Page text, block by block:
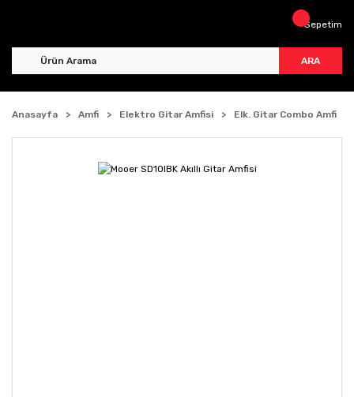
ARA
Sepetim
Anasayfa Amfi Elektro Gitar Amfisi Elk. Gitar Combo Amfi